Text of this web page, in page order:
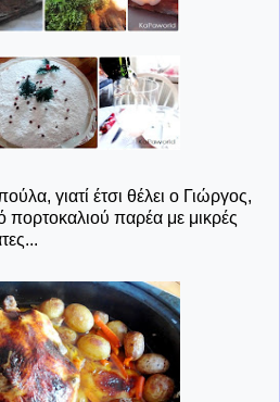
γιατί έτσι θέλει ο Γιώργος,
πορτοκαλιού παρέα με μικρές